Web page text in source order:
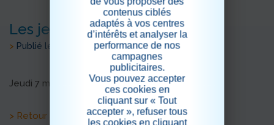
Les jeux du 7 mai
> Publié le 07/05/2026
Jeudi 7 mai : jeux de société et jeux de cartes
> Retour aux actualités
contenus ciblés
adaptés à vos centres
d’intérêts et analyser la
performance de nos
campagnes
publicitaires.
Vous pouvez accepter
ces cookies en
cliquant sur « Tout
accepter », refuser tous
les cookies en cliquant